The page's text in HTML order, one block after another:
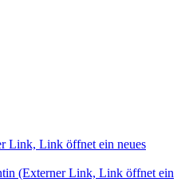
Link, Link öffnet ein neues
(Externer Link, Link öffnet ein